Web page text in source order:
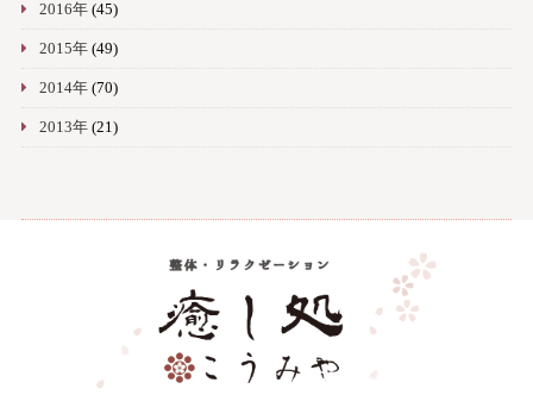
2016年(45)
2015年(49)
2014年(70)
2013年(21)